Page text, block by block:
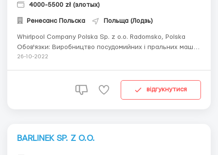
4000-5500 zł (злотых)
Ренесанс Польска Польща (Лодзь)
Whirlpool Company Polska Sp. z o.o. Radomsko, Polska
Обов'язки: Виробництво посудомийних і пральних машин
Збірка на конвеєрі побутової техніки та елементів до
аудит якості - пе...
26-10-2022
відгукнутися
BARLINEK SP. Z O.O.